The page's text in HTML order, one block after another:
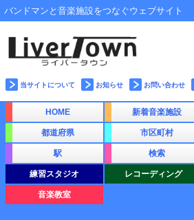
バンドマンと音楽施設をつなぐウェブサイト
当サイトについて お知らせ お問い合わせ
HOME 新着音楽施設
都道府県 市区町村
駅 検索
練習スタジオ レコーディング
音楽教室